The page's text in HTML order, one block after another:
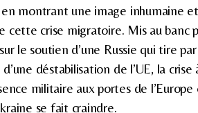
en montrant une image inhumaine
cette crise migratoire. Mis au banc
le soutien d’une Russie qui tire
déstabilisation de l’UE, la
militaire aux portes de
se fait craindre.